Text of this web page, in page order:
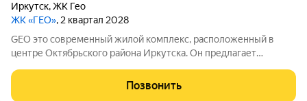
Иркутск,ЖК Гео
ЖК «ГЕО», 2 квартал 2028
GEO это современный жилой комплекс, расположенный в
центре Октябрьского района Иркутска. Он предлагает
и возможности для отдыха и общения. Комплекс находится в
престижном районе города.
Позвонить